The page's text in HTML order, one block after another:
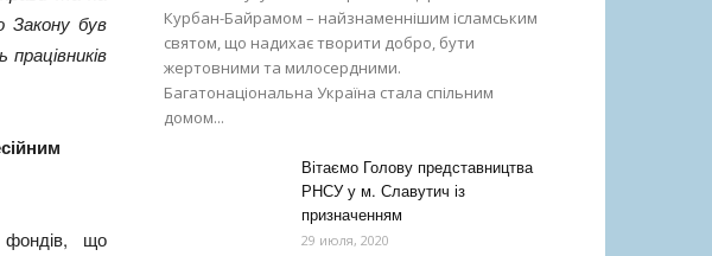
Закону був
фондів, що
Курбан-Байрамом – найзнаменнішим ісламським
святом, що надихає творити добро, бути
жертовними та милосердними.
Багатонаціональна Україна стала спільним
домом...
Вітаємо Голову представництва
РНСУ у м. Славутич із
призначенням
29 июля, 2020